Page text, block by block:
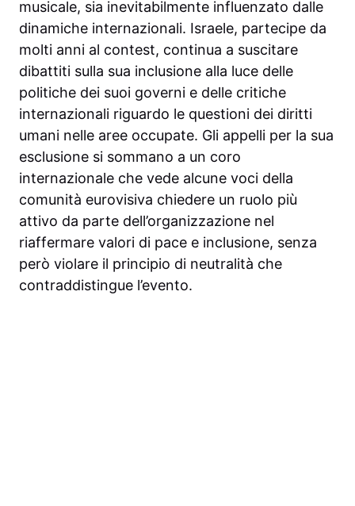
musicale, sia inevitabilmente influenzato dalle
dinamiche internazionali. Israele, partecipe da
molti anni al contest, continua a suscitare
dibattiti sulla sua inclusione alla luce delle
politiche dei suoi governi e delle critiche
internazionali riguardo le questioni dei diritti
umani nelle aree occupate. Gli appelli per la sua
esclusione si sommano a un coro
internazionale che vede alcune voci della
comunità eurovisiva chiedere un ruolo più
attivo da parte dell’organizzazione nel
riaffermare valori di pace e inclusione, senza
però violare il principio di neutralità che
contraddistingue l’evento.